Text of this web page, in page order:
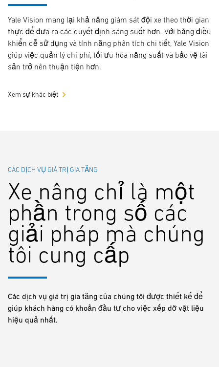
Yale Vision mang lại khả năng giám sát đội xe theo thời gian
thực để đưa ra các quyết định sáng suốt hơn. Với bảng điều
khiển dễ sử dụng và tính năng phân tích chi tiết, Yale Vision
giúp việc quản lý chi phí, tối ưu hóa năng suất và bảo vệ tài
sản trở nên thuận tiện hơn.
Xem sự khác biệt
CÁC DỊCH VỤ GIÁ TRỊ GIA TĂNG
Xe nâng chỉ là một
phần trong số các
giải pháp mà chúng
tôi cung cấp
Các dịch vụ giá trị gia tăng của chúng tôi được thiết kế để
giúp khách hàng có khoản đầu tư cho việc xếp dỡ vật liệu
hiệu quả nhất.